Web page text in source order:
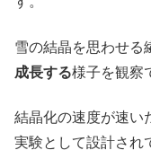
雪の結晶を思わせる
成長する様子を観察
結晶化の速度が速い
実験として設計され